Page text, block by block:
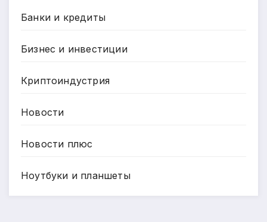
Банки и кредиты
Бизнес и инвестиции
Криптоиндустрия
Новости
Новости плюс
Ноутбуки и планшеты